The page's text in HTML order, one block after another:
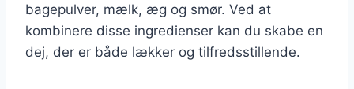
bagepulver, mælk, æg og smør. Ved at
kombinere disse ingredienser kan du skabe en
dej, der er både lækker og tilfredsstillende.